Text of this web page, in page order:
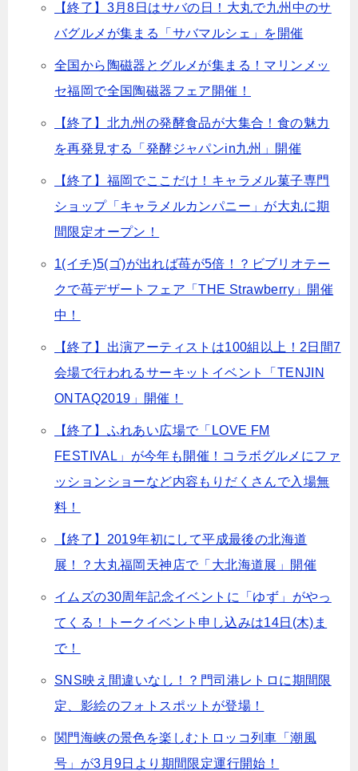
【終了】3月8日はサバの日！大丸で九州中のサ
バグルメが集まる「サバマルシェ」を開催
全国から陶磁器とグルメが集まる！マリンメッ
セ福岡で全国陶磁器フェア開催！
【終了】北九州の発酵食品が大集合！食の魅力
を再発見する「発酵ジャパンin九州」開催
【終了】福岡でここだけ！キャラメル菓子専門
ショップ「キャラメルカンパニー」が大丸に期
間限定オープン！
1(イチ)5(ゴ)が出れば苺が5倍！？ビブリオテー
クで苺デザートフェア「THE Strawberry」開催
中！
【終了】出演アーティストは100組以上！2日間7
会場で行われるサーキットイベント「TENJIN
ONTAQ2019」開催！
【終了】ふれあい広場で「LOVE FM
FESTIVAL」が今年も開催！コラボグルメにファ
ッションショーなど内容もりだくさんで入場無
料！
【終了】2019年初にして平成最後の北海道
展！？大丸福岡天神店で「大北海道展」開催
イムズの30周年記念イベントに「ゆず」がやっ
てくる！トークイベント申し込みは14日(木)ま
で！
SNS映え間違いなし！？門司港レトロに期間限
定、影絵のフォトスポットが登場！
関門海峡の景色を楽しむトロッコ列車「潮風
号」が3月9日より期間限定運行開始！